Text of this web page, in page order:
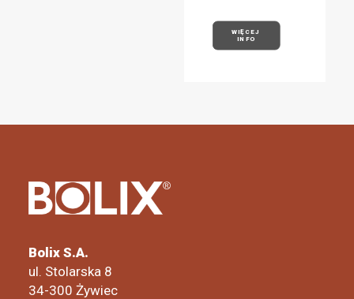
WIĘCEJ
INFO
Bolix S.A.
ul. Stolarska 8
34-300 Żywiec